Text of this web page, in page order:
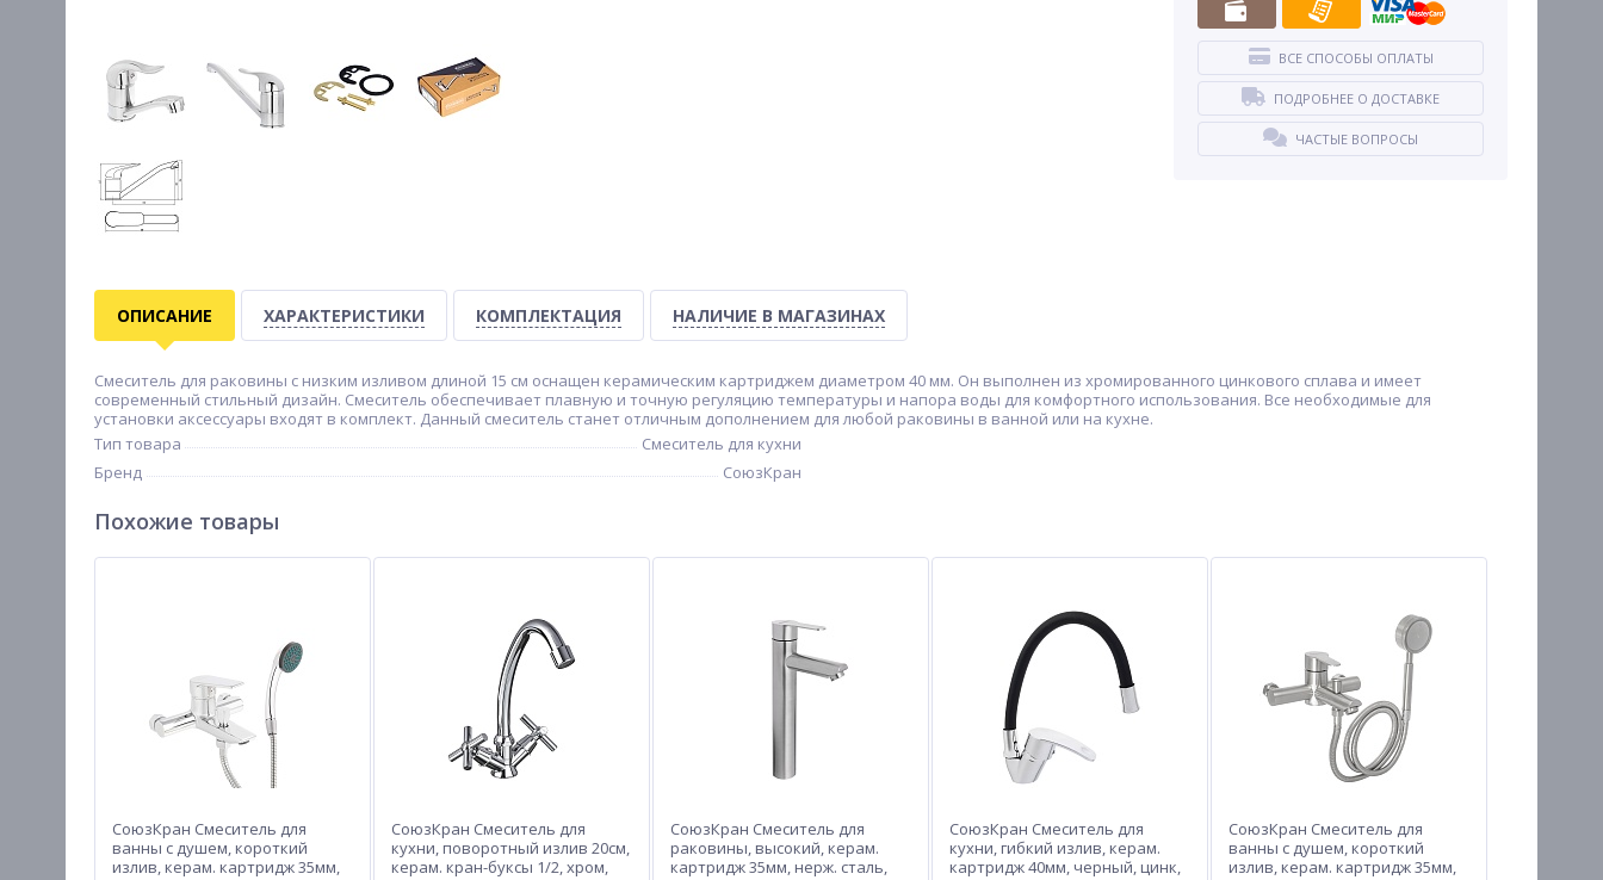
ВСЕ СПОСОБЫ ОПЛАТЫ
ПОДРОБНЕЕ О ДОСТАВКЕ
ЧАСТЫЕ ВОПРОСЫ
ОПИСАНИЕ ХАРАКТЕРИСТИКИ КОМПЛЕКТАЦИЯ НАЛИЧИЕ В МАГАЗИНАХ
Смеситель для раковины с низким изливом длиной 15 см оснащен керамическим картриджем диаметром 40 мм. Он выполнен из хромированного цинкового сплава и имеет
современный стильный дизайн. Смеситель обеспечивает плавную и точную регуляцию температуры и напора воды для комфортного использования. Все необходимые для
установки аксессуары входят в комплект. Данный смеситель станет отличным дополнением для любой раковины в ванной или на кухне.
Тип товара
Смеситель для кухни
Бренд
СоюзКран
Похожие товары
СоюзКран Смеситель для
ванны с душем, короткий
излив, керам. картридж 35мм,
СоюзКран Смеситель для
кухни, поворотный излив 20см,
керам. кран-буксы 1/2, хром,
СоюзКран Смеситель для
раковины, высокий, керам.
картридж 35мм, нерж. сталь,
СоюзКран Смеситель для
кухни, гибкий излив, керам.
картридж 40мм, черный, цинк,
СоюзКран Смеситель для
ванны с душем, короткий
излив, керам. картридж 35мм,